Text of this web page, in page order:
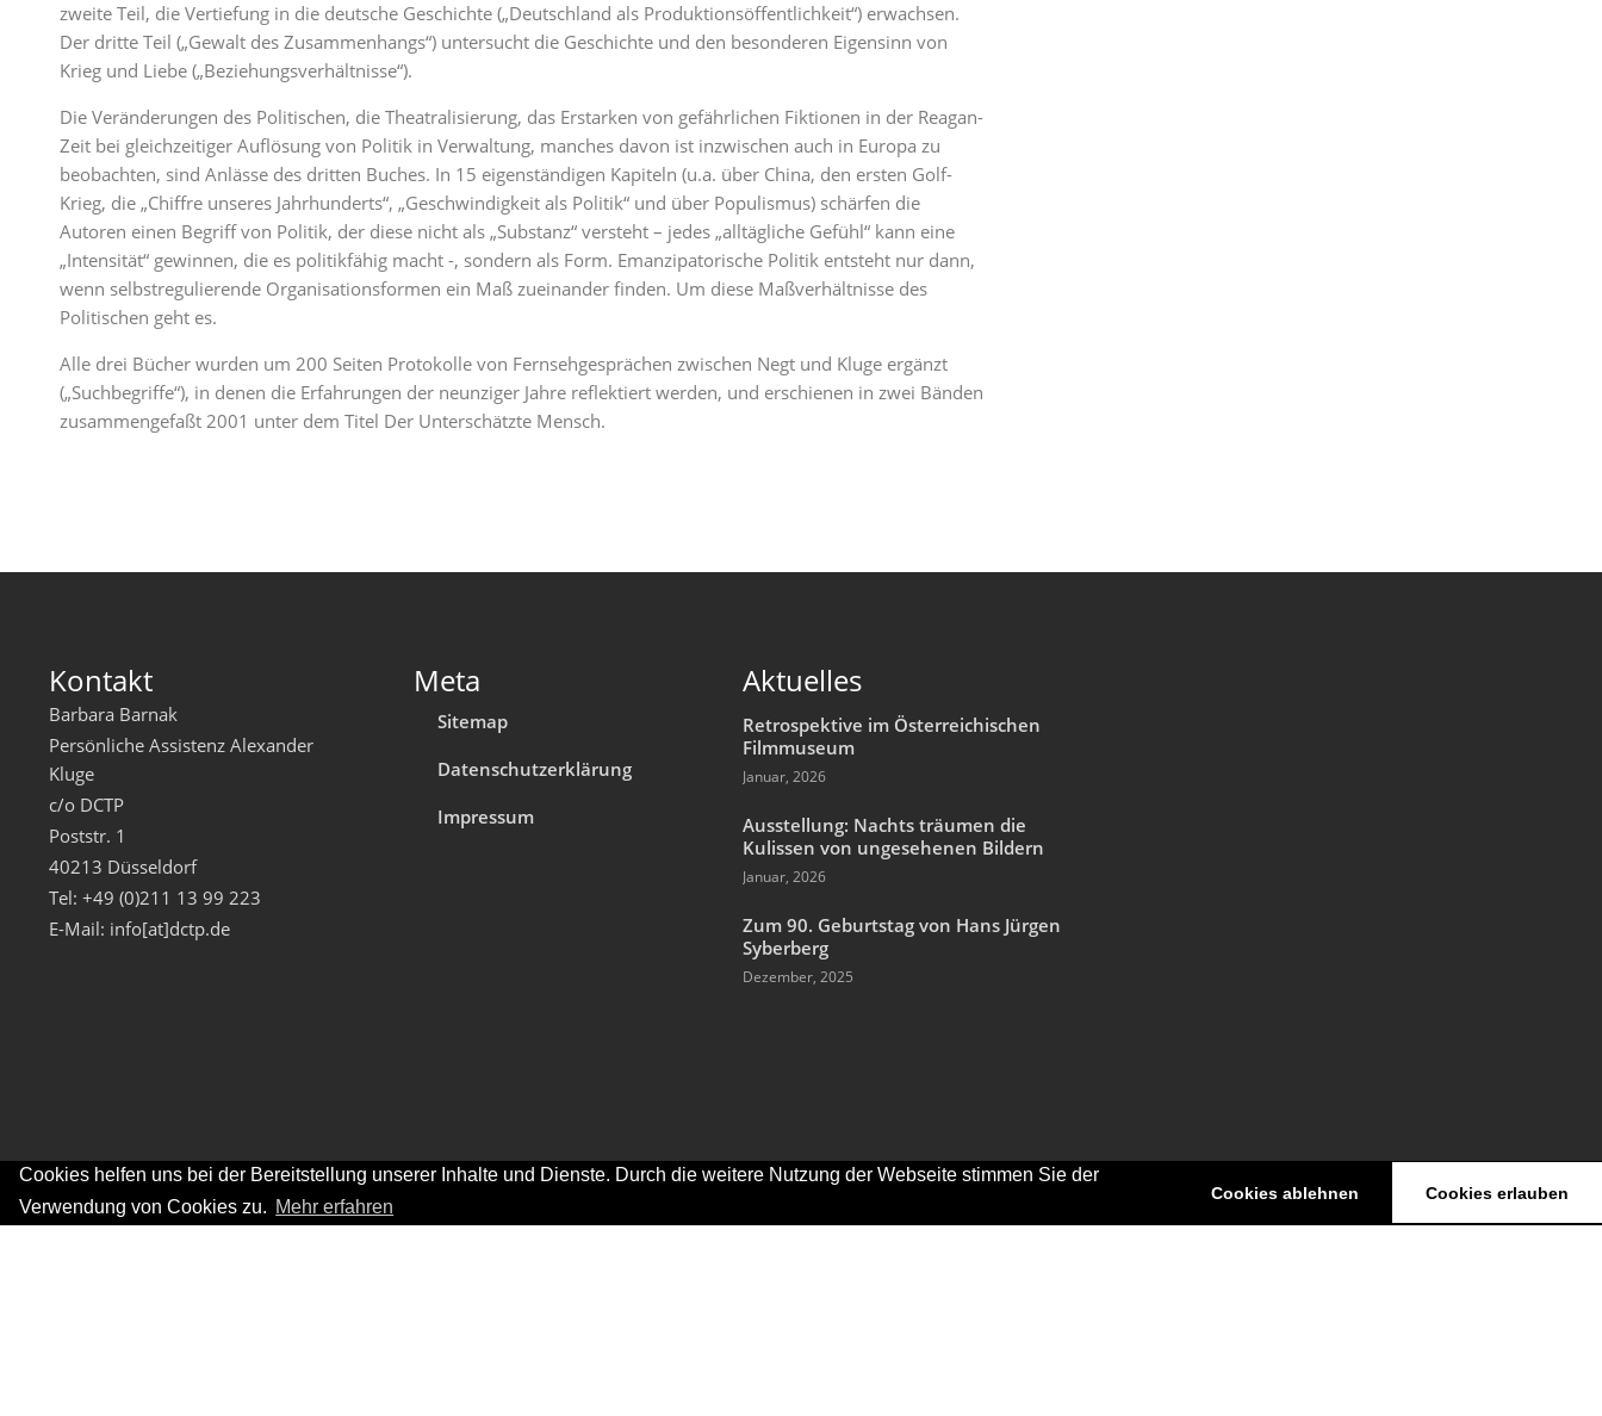
Cookies helfen uns bei der Bereitstellung unserer Inhalte und Dienste. Durch die weitere Nutzung der Webseite stimmen Sie der
Verwendung von Cookies zu. Mehr erfahren
Cookies ablehnen Cookies erlauben
zweite Teil, die Vertiefung in die deutsche Geschichte („Deutschland als Produktionsöffentlichkeit“) erwachsen.
Der dritte Teil („Gewalt des Zusammenhangs“) untersucht die Geschichte und den besonderen Eigensinn von
Krieg und Liebe („Beziehungsverhältnisse“).
Die Veränderungen des Politischen, die Theatralisierung, das Erstarken von gefährlichen Fiktionen in der Reagan-
Zeit bei gleichzeitiger Auflösung von Politik in Verwaltung, manches davon ist inzwischen auch in Europa zu
beobachten, sind Anlässe des dritten Buches. In 15 eigenständigen Kapiteln (u.a. über China, den ersten Golf-
Krieg, die „Chiffre unseres Jahrhunderts“, „Geschwindigkeit als Politik“ und über Populismus) schärfen die
Autoren einen Begriff von Politik, der diese nicht als „Substanz“ versteht – jedes „alltägliche Gefühl“ kann eine
„Intensität“ gewinnen, die es politikfähig macht -, sondern als Form. Emanzipatorische Politik entsteht nur dann,
wenn selbstregulierende Organisationsformen ein Maß zueinander finden. Um diese Maßverhältnisse des
Politischen geht es.
Alle drei Bücher wurden um 200 Seiten Protokolle von Fernsehgesprächen zwischen Negt und Kluge ergänzt
(„Suchbegriffe“), in denen die Erfahrungen der neunziger Jahre reflektiert werden, und erschienen in zwei Bänden
zusammengefaßt 2001 unter dem Titel Der Unterschätzte Mensch.
Kontakt
Barbara Barnak
Persönliche Assistenz Alexander
Kluge
c/o DCTP
Poststr. 1
40213 Düsseldorf
Tel: +49 (0)211 13 99 223
E-Mail: info[at]dctp.de
Meta
Sitemap
Datenschutzerklärung
Impressum
Aktuelles
Retrospektive im Österreichischen
Filmmuseum
Januar, 2026
Ausstellung: Nachts träumen die
Kulissen von ungesehenen Bildern
Januar, 2026
Zum 90. Geburtstag von Hans Jürgen
Syberberg
Dezember, 2025